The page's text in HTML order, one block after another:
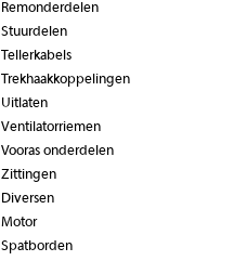
Remonderdelen
Stuurdelen
Tellerkabels
Trekhaakkoppelingen
Uitlaten
Ventilatorriemen
Vooras onderdelen
Zittingen
Diversen
Motor
Spatborden